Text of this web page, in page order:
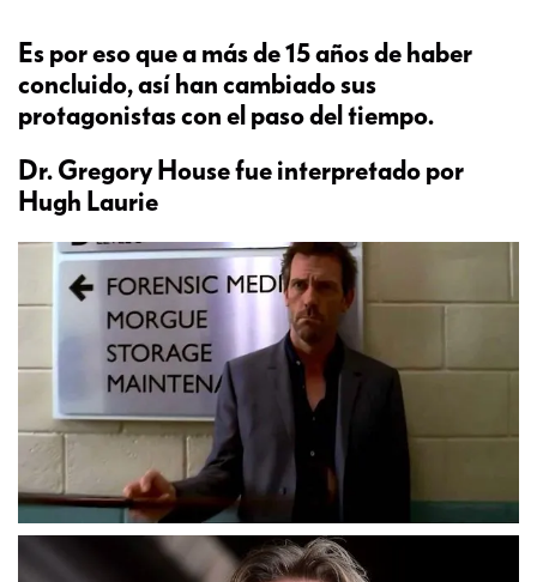
Es por eso que a más de 15 años de haber
concluido, así han cambiado sus
protagonistas con el paso del tiempo.
Dr. Gregory House fue interpretado por
Hugh Laurie